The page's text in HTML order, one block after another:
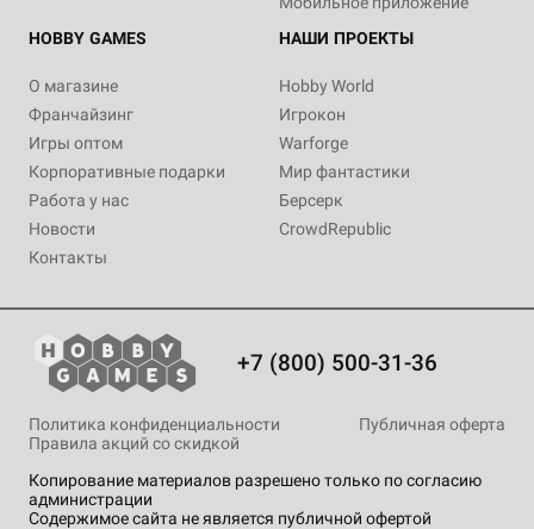
HOBBY GAMES
О магазине
Франчайзинг
Игры оптом
Корпоративные подарки
Работа у нас
Новости
Контакты
НАШИ ПРОЕКТЫ
Hobby World
Игрокон
Warforge
Мир фантастики
Берсерк
CrowdRepublic
+7 (800) 500-31-36
Копирование материалов разрешено только по согласию
администрации
Содержимое сайта не является публичной офертой
Политика конфиденциальности
Публичная оферта
Правила акций со скидкой